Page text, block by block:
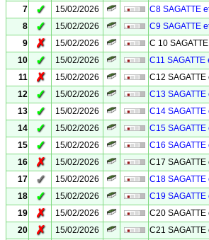
7
✓ 15/02/2026
C8 SAGATTE
8
✓ 15/02/2026
C9 SAGATTE
9
✗ 15/02/2026
C 10
10
✓ 15/02/2026
C11 SAGATTE
11
✗ 15/02/2026
C12 SAGATTE
12
✓ 15/02/2026
C13 SAGATTE
13
✓ 15/02/2026
C14 SAGATTE
14
✓ 15/02/2026
C15 SAGATTE
15
✓ 15/02/2026
C16 SAGATTE
16
✗ 15/02/2026
C17 SAGATTE
17
✓ 15/02/2026
C18 SAGATTE
18
✓ 15/02/2026
C19 SAGATTE
19
✗ 15/02/2026
C20 SAGATTE
20
✗ 15/02/2026
C21 SAGATTE